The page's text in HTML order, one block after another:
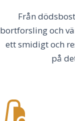
Från
bortforsling och
ett smidigt och
på